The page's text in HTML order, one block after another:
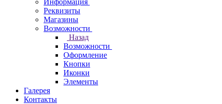
Информация
Реквизиты
Магазины
Возможности
Назад
Возможности
Оформление
Кнопки
Иконки
Элементы
Галерея
Контакты